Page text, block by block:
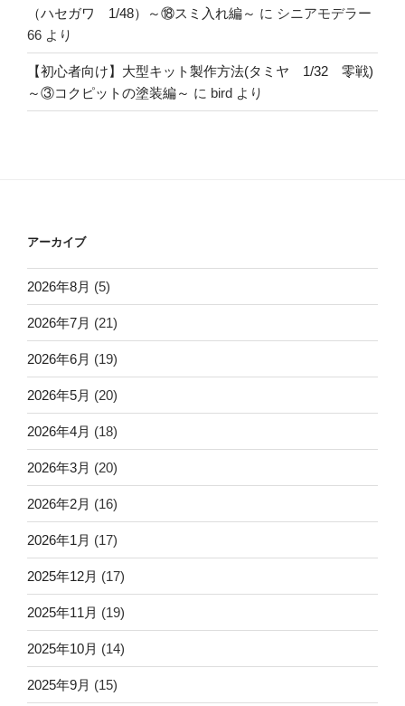
（ハセガワ 1/48）～⑱スミ入れ編～ に シニアモデラー
66 より
【初心者向け】大型キット製作方法(タミヤ 1/32 零戦)
～③コクピットの塗装編～ に bird より
アーカイブ
2026年8月 (5)
2026年7月 (21)
2026年6月 (19)
2026年5月 (20)
2026年4月 (18)
2026年3月 (20)
2026年2月 (16)
2026年1月 (17)
2025年12月 (17)
2025年11月 (19)
2025年10月 (14)
2025年9月 (15)